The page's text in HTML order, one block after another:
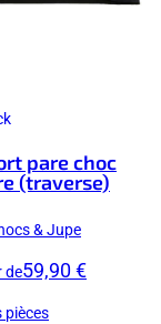
pare choc
(traverse)
& Jupe
de59,90 €
pièces